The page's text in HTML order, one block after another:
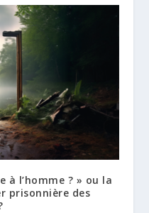
à l’homme ? » ou la
prisonnière des